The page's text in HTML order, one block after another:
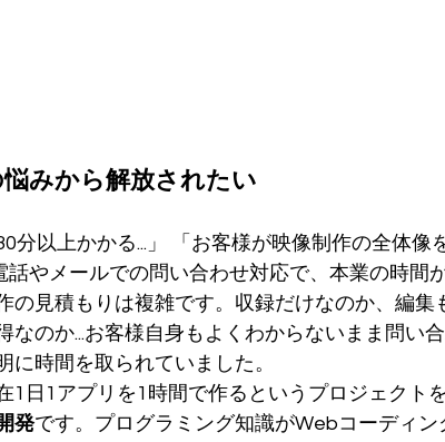
みから解放されたい
分以上かかる...」 「お客様が映像制作の全体像
やメールでの問い合わせ対応で、本業の時間が
の見積もりは複雑です。収録だけなのか、編集
なのか...お客様自身もよくわからないまま問い
に時間を取られていました。
1日1アプリを1時間で作るというプロジェクト
発です。プログラミング知識がWebコーディン